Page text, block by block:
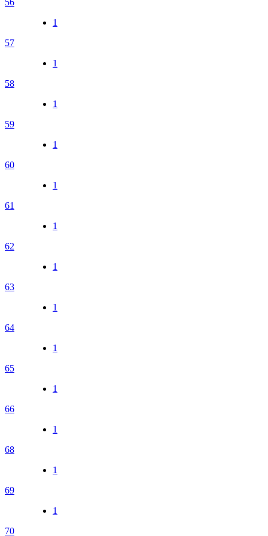
56
1
57
1
58
1
59
1
60
1
61
1
62
1
63
1
64
1
65
1
66
1
68
1
69
1
70